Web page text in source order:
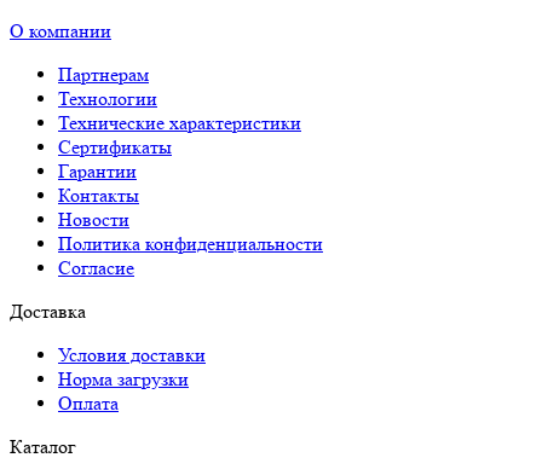
О компании
Партнерам
Технологии
Технические характеристики
Сертификаты
Гарантии
Контакты
Новости
Политика конфиденциальности
Согласие
Доставка
Условия доставки
Норма загрузки
Оплата
Каталог